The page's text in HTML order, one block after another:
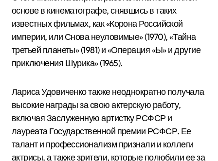
основе в кинематографе, снявшись в таких
известных фильмах, как «Корона Российской
империи, или Снова неуловимые» (1970), «Тайна
третьей планеты» (1981) и «Операция «Ы» и другие
приключения Шурика» (1965).
Лариса Удовиченко также неоднократно получала
высокие награды за свою актерскую работу,
включая Заслуженную артистку РСФСР и
лауреата Государственной премии РСФСР. Ее
талант и профессионализм признали и коллеги
актрисы, а также зрители, которые полюбили ее за